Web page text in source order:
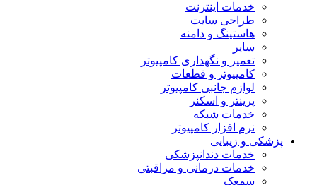
خدمات اینترنت
طراحی سایت
هاستینگ و دامنه
سایر
تعمیر و نگهداری کامپیوتر
کامپیوتر و قطعات
لوازم جانبی کامپیوتر
پرینتر و اسکنر
خدمات شبکه
نرم افزار کامپیوتر
پزشکی و زیبایی
خدمات دندانپزشکی
خدمات درمانی و مراقبتی
سمعک